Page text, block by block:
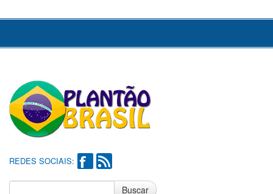
REDES SOCIAIS:
Buscar